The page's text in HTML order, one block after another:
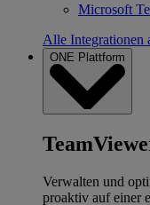
Microsoft
Alle Integrationen
ONE Plattform
Verwalten und
proaktiv auf einer